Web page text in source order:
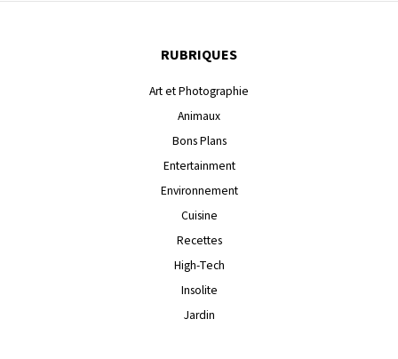
RUBRIQUES
Art et Photographie
Animaux
Bons Plans
Entertainment
Environnement
Cuisine
Recettes
High-Tech
Insolite
Jardin